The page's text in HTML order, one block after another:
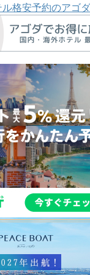
格安予約のアゴダ